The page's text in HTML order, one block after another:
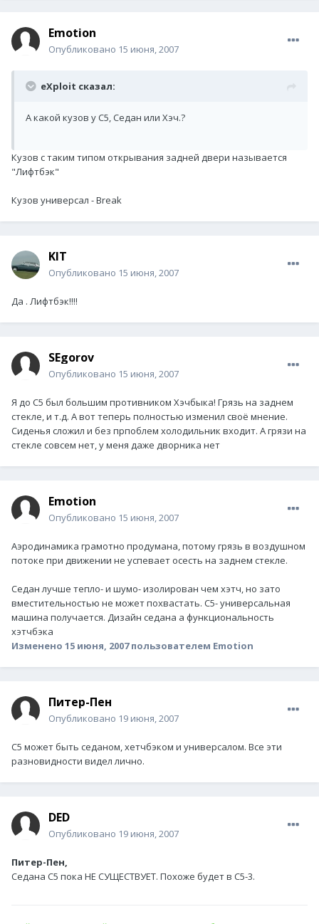
Emotion
Опубликовано 15 июня, 2007
eXploit сказал:
А какой кузов у С5, Седан или Хэч.?
Кузов с таким типом открывания задней двери называется
"Лифтбэк"
Кузов универсал - Break
KIT
Опубликовано 15 июня, 2007
Да . Лифтбэк!!!!
SEgorov
Опубликовано 15 июня, 2007
Я до С5 был большим противником Хэчбыка! Грязь на заднем
стекле, и т.д. А вот теперь полностью изменил своё мнение.
Сиденья сложил и без прпоблем холодильник входит. А грязи на
стекле совсем нет, у меня даже дворника нет
Emotion
Опубликовано 15 июня, 2007
Аэродинамика грамотно продумана, потому грязь в воздушном
потоке при движении не успевает осесть на заднем стекле.
Седан лучше тепло- и шумо- изолирован чем хэтч, но зато
вместительностью не может похвастать. С5- универсальная
машина получается. Дизайн седана а функциональность
хэтчбэка
Изменено 15 июня, 2007пользователем Emotion
Питер-Пен
Опубликовано 19 июня, 2007
С5 может быть седаном, хетчбэком и универсалом. Все эти
разновидности видел лично.
DED
Опубликовано 19 июня, 2007
Питер-Пен,
Седана С5 пока НЕ СУЩЕСТВУЕТ. Похоже будет в С5-3.